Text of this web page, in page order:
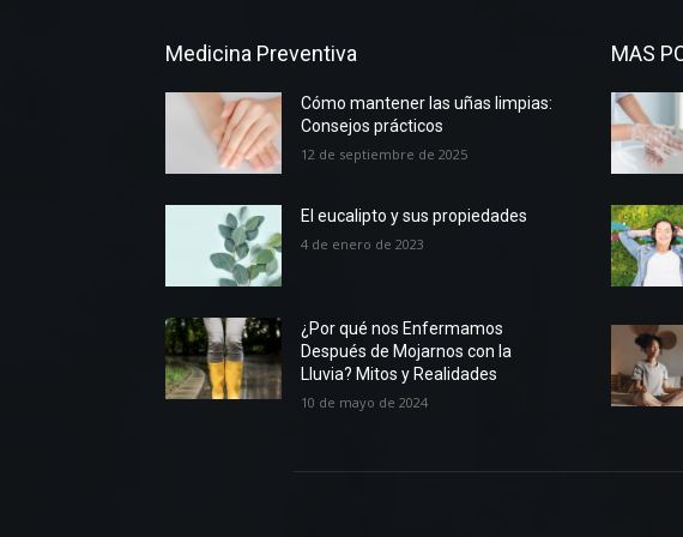
Medicina Preventiva
Cómo mantener las uñas limpias:
Consejos prácticos
12 de septiembre de 2025
El eucalipto y sus propiedades
4 de enero de 2023
¿Por qué nos Enfermamos
Después de Mojarnos con la
Lluvia? Mitos y Realidades
10 de mayo de 2024
MAS